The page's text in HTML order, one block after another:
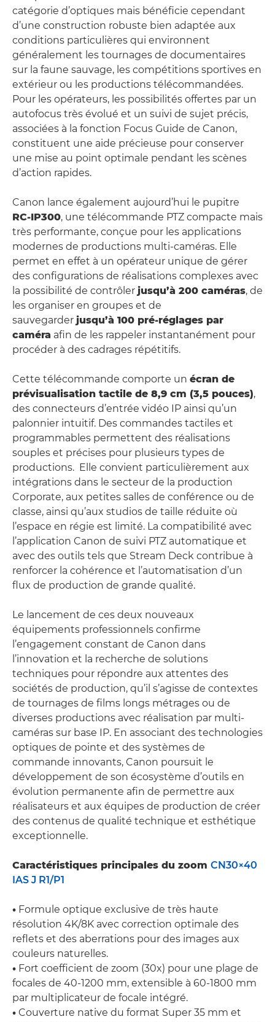
catégorie d’optiques mais bénéficie cependant
d’une construction robuste bien adaptée aux
conditions particulières qui environnent
généralement les tournages de documentaires
sur la faune sauvage, les compétitions sportives en
extérieur ou les productions télécommandées.
Pour les opérateurs, les possibilités offertes par un
autofocus très évolué et un suivi de sujet précis,
associées à la fonction Focus Guide de Canon,
constituent une aide précieuse pour conserver
une mise au point optimale pendant les scènes
d’action rapides.
Canon lance également aujourd’hui le pupitre
RC‑IP300, une télécommande PTZ compacte mais
très performante, conçue pour les applications
modernes de productions multi-caméras. Elle
permet en effet à un opérateur unique de gérer
des configurations de réalisations complexes avec
la possibilité de contrôler jusqu’à 200 caméras, de
les organiser en groupes et de
sauvegarder jusqu’à 100 pré-réglages par
caméra afin de les rappeler instantanément pour
procéder à des cadrages répétitifs.
Cette télécommande comporte un écran de
prévisualisation tactile de 8,9 cm (3,5 pouces),
des connecteurs d’entrée vidéo IP ainsi qu’un
palonnier intuitif. Des commandes tactiles et
programmables permettent des réalisations
souples et précises pour plusieurs types de
productions. Elle convient particulièrement aux
intégrations dans le secteur de la production
Corporate, aux petites salles de conférence ou de
classe, ainsi qu’aux studios de taille réduite où
l’espace en régie est limité. La compatibilité avec
l’application Canon de suivi PTZ automatique et
avec des outils tels que Stream Deck contribue à
renforcer la cohérence et l’automatisation d’un
flux de production de grande qualité.
Le lancement de ces deux nouveaux
équipements professionnels confirme
l’engagement constant de Canon dans
l’innovation et la recherche de solutions
techniques pour répondre aux attentes des
sociétés de production, qu’il s’agisse de contextes
de tournages de films longs métrages ou de
diverses productions avec réalisation par multi-
caméras sur base IP. En associant des technologies
optiques de pointe et des systèmes de
commande innovants, Canon poursuit le
développement de son écosystème d’outils en
évolution permanente afin de permettre aux
réalisateurs et aux équipes de production de créer
des contenus de qualité technique et esthétique
exceptionnelle.
Caractéristiques principales du zoom CN30×40
IAS J R1/P1
• Formule optique exclusive de très haute
résolution 4K/8K avec correction optimale des
reflets et des aberrations pour des images aux
couleurs naturelles.
• Fort coefficient de zoom (30x) pour une plage de
focales de 40-1200 mm, extensible à 60-1800 mm
par multiplicateur de focale intégré.
• Couverture native du format Super 35 mm et